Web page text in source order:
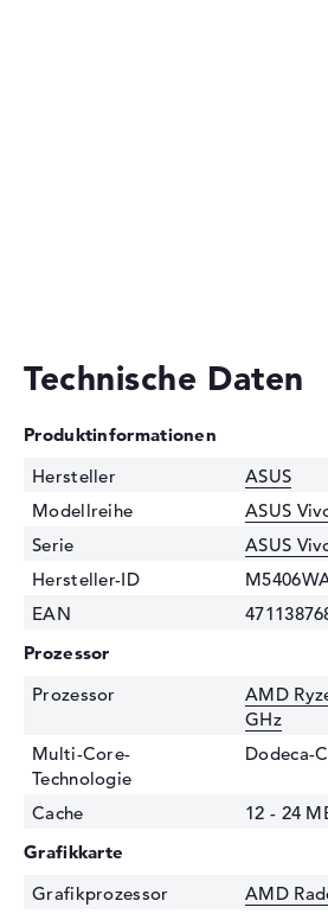
Technische Daten
Produktinformationen
Hersteller
ASUS
Modellreihe
ASUS
Serie
ASUS
Hersteller-ID
EAN
Prozessor
Prozessor
AMD
GHz
Multi-Core-
Technologie
Dodeca-
Cache
12 - 24
Grafikkarte
Grafikprozessor
AMD